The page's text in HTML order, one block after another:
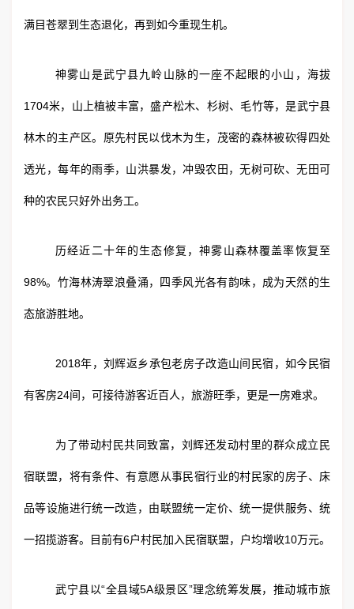
满目苍翠到生态退化，再到如今重现生机。
神雾山是武宁县九岭山脉的一座不起眼的小山，海拔
1704米，山上植被丰富，盛产松木、杉树、毛竹等，是武宁县
林木的主产区。原先村民以伐木为生，茂密的森林被砍得四处
透光，每年的雨季，山洪暴发，冲毁农田，无树可砍、无田可
种的农民只好外出务工。
历经近二十年的生态修复，神雾山森林覆盖率恢复至
98%。竹海林涛翠浪叠涌，四季风光各有韵味，成为天然的生
态旅游胜地。
2018年，刘辉返乡承包老房子改造山间民宿，如今民宿
有客房24间，可接待游客近百人，旅游旺季，更是一房难求。
为了带动村民共同致富，刘辉还发动村里的群众成立民
宿联盟，将有条件、有意愿从事民宿行业的村民家的房子、床
品等设施进行统一改造，由联盟统一定价、统一提供服务、统
一招揽游客。目前有6户村民加入民宿联盟，户均增收10万元。
武宁县以“全县域5A级景区”理念统筹发展，推动城市旅